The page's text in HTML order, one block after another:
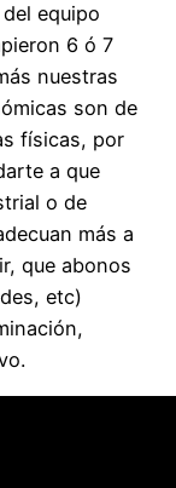
equipo
6 ó 7
nuestras
son de
físicas, por
a que
o de
más a
que abonos
etc)